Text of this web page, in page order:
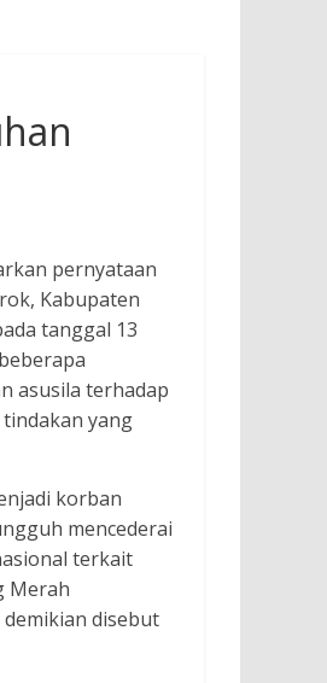
pernyataan
Kabupaten
tanggal 13
asusila terhadap
yang
korban
mencederai
terkait
Merah
disebut